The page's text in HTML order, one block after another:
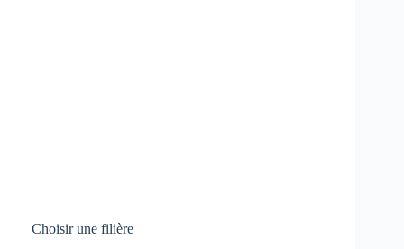
Choisir une filière